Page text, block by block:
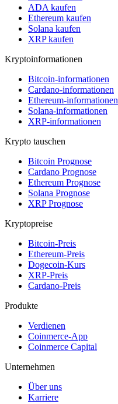
ADA kaufen
Ethereum kaufen
Solana kaufen
XRP kaufen
Kryptoinformationen
Bitcoin-informationen
Cardano-informationen
Ethereum-informationen
Solana-informationen
XRP-informationen
Krypto tauschen
Bitcoin Prognose
Cardano Prognose
Ethereum Prognose
Solana Prognose
XRP Prognose
Kryptopreise
Bitcoin-Preis
Ethereum-Preis
Dogecoin-Kurs
XRP-Preis
Cardano-Preis
Produkte
Verdienen
Coinmerce-App
Coinmerce Capital
Unternehmen
Über uns
Karriere